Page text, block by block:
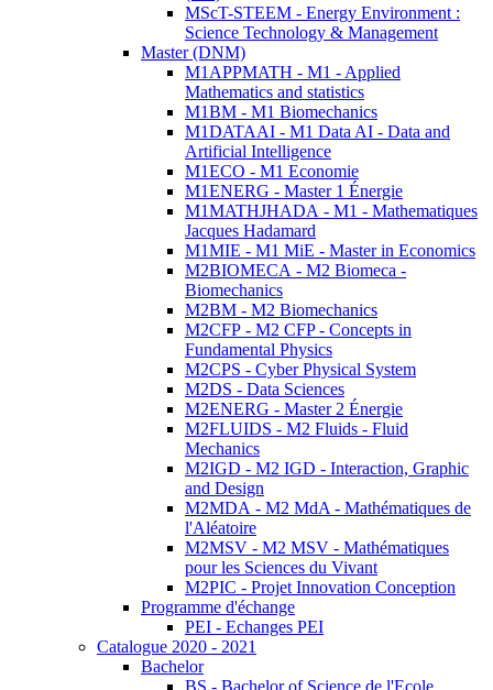
MScT-STEEM - Energy Environment :
Science Technology & Management
Master (DNM)
M1APPMATH - M1 - Applied
Mathematics and statistics
M1BM - M1 Biomechanics
M1DATAAI - M1 Data AI - Data and
Artificial Intelligence
M1ECO - M1 Economie
M1ENERG - Master 1 Énergie
M1MATHJHADA - M1 - Mathematiques
Jacques Hadamard
M1MIE - M1 MiE - Master in Economics
M2BIOMECA - M2 Biomeca -
Biomechanics
M2BM - M2 Biomechanics
M2CFP - M2 CFP - Concepts in
Fundamental Physics
M2CPS - Cyber Physical System
M2DS - Data Sciences
M2ENERG - Master 2 Énergie
M2FLUIDS - M2 Fluids - Fluid
Mechanics
M2IGD - M2 IGD - Interaction, Graphic
and Design
M2MDA - M2 MdA - Mathématiques de
l'Aléatoire
M2MSV - M2 MSV - Mathématiques
pour les Sciences du Vivant
M2PIC - Projet Innovation Conception
Programme d'échange
PEI - Echanges PEI
Catalogue 2020 - 2021
Bachelor
BS - Bachelor of Science de l'Ecole